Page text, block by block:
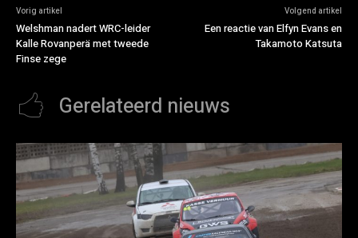
Vorig artikel
Welshman nadert WRC-leider
Kalle Rovanperä met tweede
Finse zege
Volgend artikel
Een reactie van Elfyn Evans en
Takamoto Katsuta
Gerelateerd nieuws